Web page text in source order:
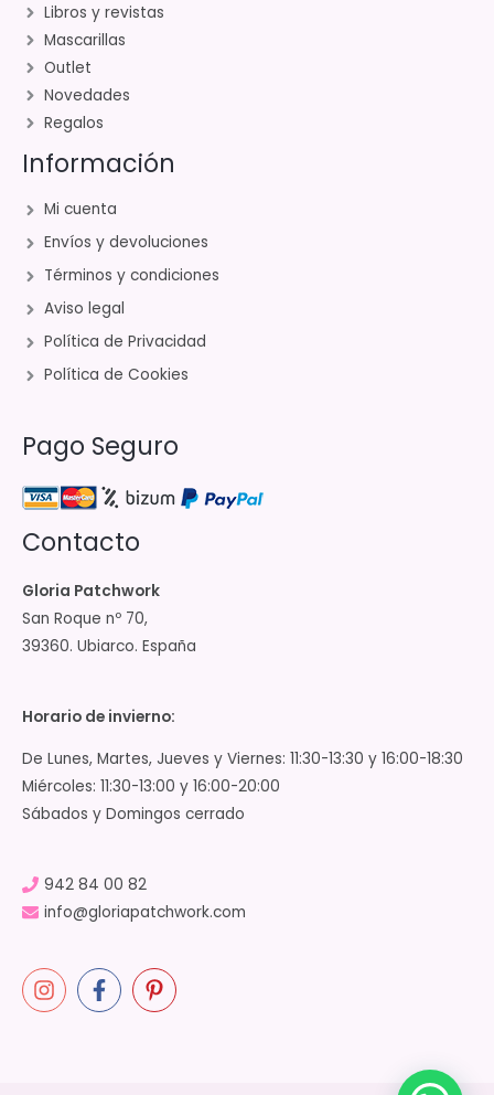
Libros y revistas
Mascarillas
Outlet
Novedades
Regalos
Información
Mi cuenta
Envíos y devoluciones
Términos y condiciones
Aviso legal
Política de Privacidad
Política de Cookies
Pago Seguro
Contacto
Gloria Patchwork
San Roque nº 70,
39360. Ubiarco. España
Horario de invierno:
De Lunes, Martes, Jueves y Viernes: 11:30-13:30 y 16:00-18:30
Miércoles: 11:30-13:00 y 16:00-20:00
Sábados y Domingos cerrado
942 84 00 82
info@gloriapatchwork.com